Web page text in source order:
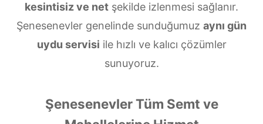
kesintisiz ve net şekilde izlenmesi sağlanır.
Şenesenevler genelinde sunduğumuz aynı gün
uydu servisi ile hızlı ve kalıcı çözümler
sunuyoruz.
Şenesenevler Tüm Semt ve